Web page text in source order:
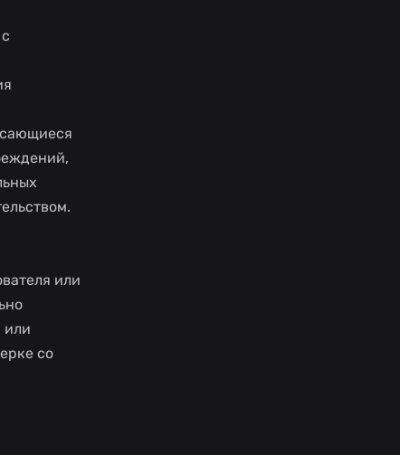
или
или
со